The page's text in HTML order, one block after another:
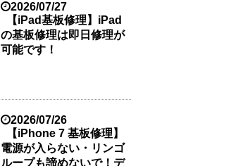
2026/07/27
【iPad基板修理】iPad
の基板修理は即日修理が
可能です！
2026/07/26
【iPhone 7 基板修理】
電源が入らない・リンゴ
ループも諦めないで！デ